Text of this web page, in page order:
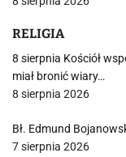
RELIGIA
8 sierpnia Kościół
miał bronić wiary…
8 sierpnia 2026
Bł. Edmund
7 sierpnia 2026